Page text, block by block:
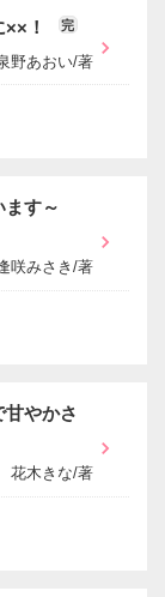
！ 完
野あおい/著
す～
咲みさき/著
やかさ
花木きな/著